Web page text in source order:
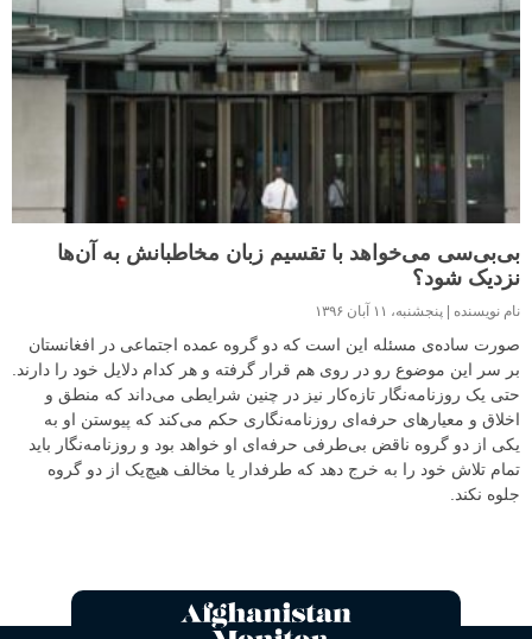
بی‌بی‌سی‌‌ می‌خواهد با تقسیم زبان مخاطبانش به آن‌ها
نزدیک شود؟
نام نویسنده پنجشنبه، ۱۱ آبان ۱۳۹۶
صورت ساده‌ی مسئله این است که دو گروه عمده‌ اجتماعی در افغانستان
بر سر این موضوع رو در روی هم قرار‌ گرفته‌ و هر کدام دلایل خود را دارند.
حتی یک روزنامه‌نگار تازه‌کار نیز در چنین شرایطی می‌داند که منطق و
اخلاق و معیارهای حرفه‌ای روزنامه‌نگاری حکم می‌کند که پیوستن او به
یکی از دو گروه ناقض بی‌طرفی حرفه‌ای او خواهد بود و روزنامه‌نگار باید
تمام تلاش خود را به خرج دهد که طرفدار یا مخالف هیچ‌یک از دو گروه
جلوه نکند.